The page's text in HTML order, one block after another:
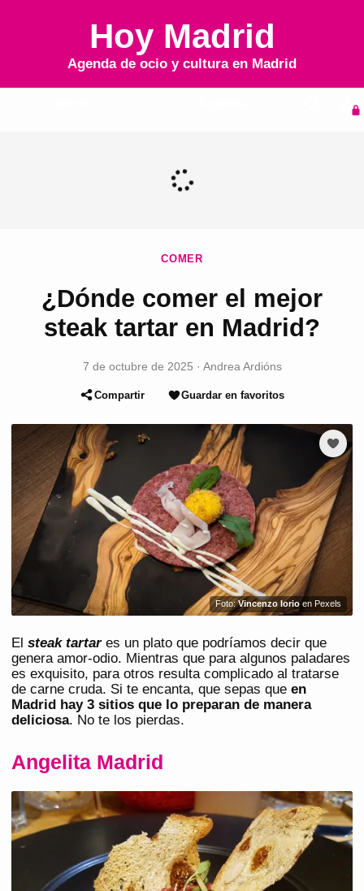
Hoy Madrid
Agenda de ocio y cultura en Madrid
COMER
¿Dónde comer el mejor
steak tartar en Madrid?
7 de octubre de 2025 · Andrea Ardións
Compartir Guardar en favoritos
Foto:Vincenzo Iorio en Pexels
El steak tartar es un plato que podríamos decir que
genera amor-odio. Mientras que para algunos paladares
es exquisito, para otros resulta complicado al tratarse
de carne cruda. Si te encanta, que sepas que en
Madrid hay 3 sitios que lo preparan de manera
deliciosa. No te los pierdas.
Angelita Madrid